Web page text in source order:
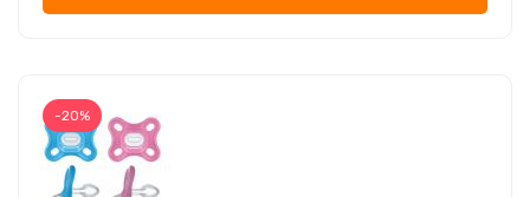
-20%